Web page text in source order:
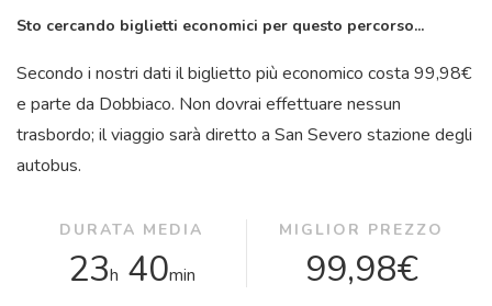
Sto cercando biglietti economici per questo percorso...
Secondo i nostri dati il ​​biglietto più economico costa 99,98€
e parte da Dobbiaco. Non dovrai effettuare nessun
trasbordo; il viaggio sarà diretto a San Severo stazione degli
autobus.
DURATA MEDIA
23h 40min
MIGLIOR PREZZO
99,98€